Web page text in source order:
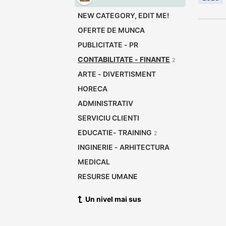
NEW CATEGORY, EDIT ME!
OFERTE DE MUNCA
PUBLICITATE - PR
CONTABILITATE - FINANTE 2
ARTE - DIVERTISMENT
HORECA
ADMINISTRATIV
SERVICIU CLIENTI
EDUCATIE- TRAINING 2
INGINERIE - ARHITECTURA
MEDICAL
RESURSE UMANE
LEGAL
Un nivel mai sus